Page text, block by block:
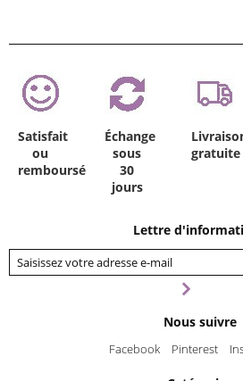
Satisfait
ou
remboursé
Échange
sous
30
jours
gratuite
Lettre
Nous suivre
Facebook Pinterest